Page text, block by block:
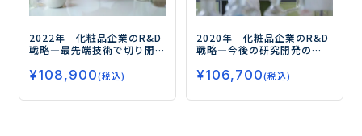
2022年 化粧品企業のR&D
戦略―最先端技術で切り開
ソナライズ・ウェルビーイ
ング研究―
¥108,900(税込)
2020年 化粧品企業のR&D
戦略―今後の研究開発の
リーン・ビューティ』―
¥106,700(税込)